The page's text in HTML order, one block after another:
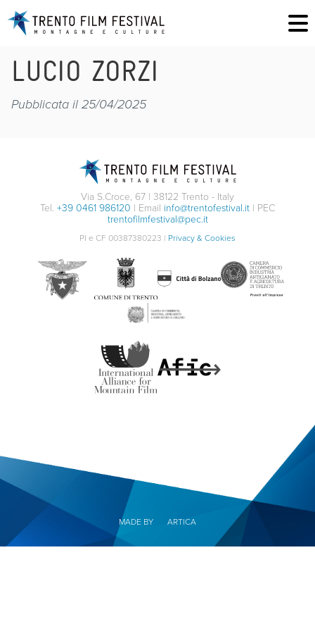
LUCIO ZORZI
Pubblicata il 25/04/2025
Via S.Croce, 67 | 38122 Trento - Italy
Tel. +39 0461 986120 | Email info@trentofestival.it | PEC
trentofilmfestival@pec.it
PI e CF 00387380223 | Privacy & Cookies
MADE BY ARTICA